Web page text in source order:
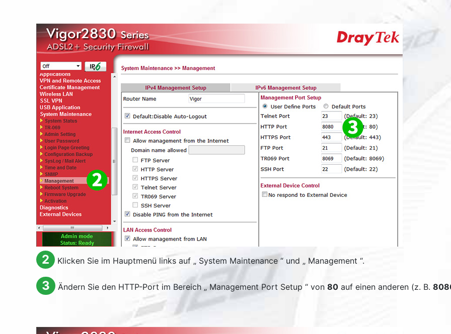
2 Klicken Sie im Hauptmenü links auf „ System Maintenance“ und „ Management “.
3 Ändern Sie den HTTP-Port im Bereich „ Management Port Setup “ von 80auf einen anderen (z. B.